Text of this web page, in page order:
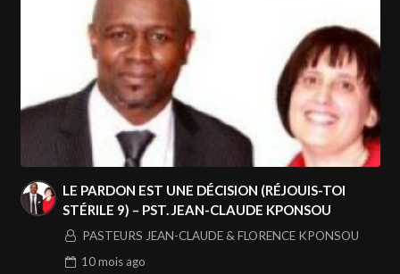
LE PARDON EST UNE DÉCISION (RÉJOUIS-TOI
STÉRILE 9) – PST. JEAN-CLAUDE KPONSOU
PASTEURS JEAN-CLAUDE & FLORENCE KPONSOU
10 mois ago